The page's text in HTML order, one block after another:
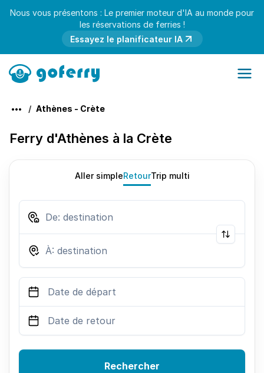
Nous vous présentons : Le premier moteur d'IA au monde pour
les réservations de ferries !
Essayez le planificateur IA
Athènes - Crète
Ferry d'Athènes à la Crète
Aller simpleRetourTrip multi
Rechercher